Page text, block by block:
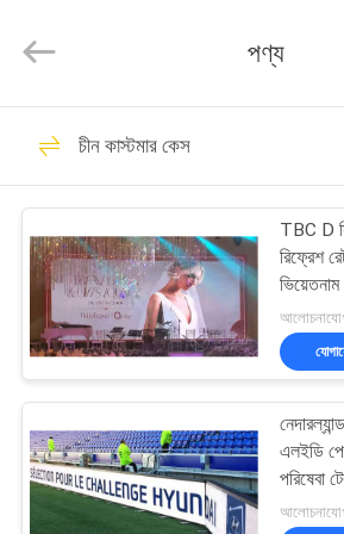
পণ্য
VR
প্রদর্শন
আমাদের
সম্পর্কে
কারখানা
Limited.
এইচডি এলইডি
সিওবি এলইডি স্ক্রিন
পণ্য
চীন কাস্টমার কেস
TBC D
রিফ্রেশ
ভিয়েতনাম
এলইডি
পরিষেবা
রিফ্রেশ